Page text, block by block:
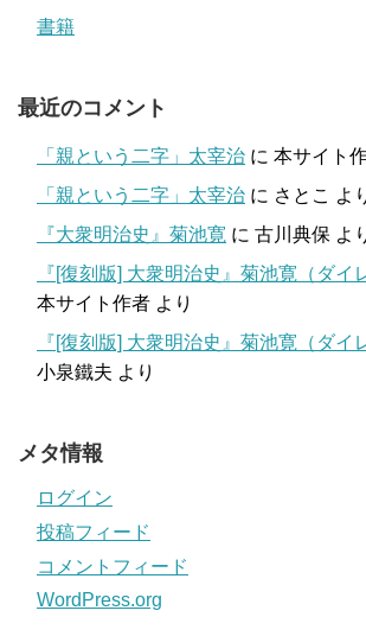
書籍
最近のコメント
「親という二字」太宰治 に 本サイト
「親という二字」太宰治 に さとこ よ
『大衆明治史』菊池寛 に 古川典保 よ
『[復刻版] 大衆明治史』菊池寛（ダイ
本サイト作者 より
『[復刻版] 大衆明治史』菊池寛（ダイ
小泉鐵夫 より
メタ情報
ログイン
投稿フィード
コメントフィード
WordPress.org